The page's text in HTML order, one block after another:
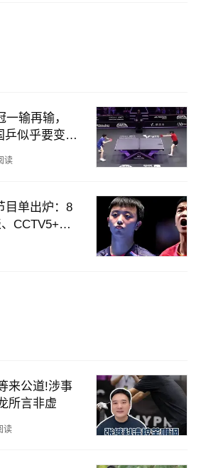
输再输，
乒似乎要变天
读
目单出炉：8
CCTV5+节
来公道!涉事
所言非虚
读